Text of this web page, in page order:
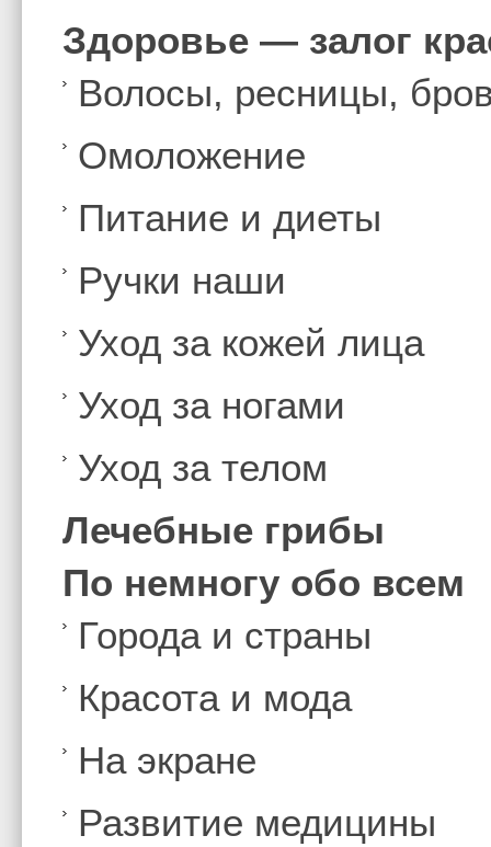
Здоровье — залог
Волосы, ресницы,
Омоложение
Питание и диеты
Ручки наши
Уход за кожей лица
Уход за ногами
Уход за телом
Лечебные грибы
По немногу обо всем
Города и страны
Красота и мода
На экране
Развитие медицины